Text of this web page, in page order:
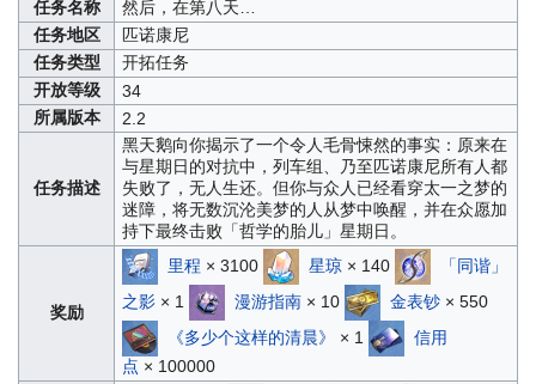
任务名称
然后，在第八天…
任务地区
匹诺康尼
任务类型
开拓任务
开放等级
34
所属版本
2.2
任务描述
黑天鹅向你揭示了一个令人毛骨悚然的事实：原来在
与星期日的对抗中，列车组、乃至匹诺康尼所有人都
失败了，无人生还。但你与众人已经看穿太一之梦的
迷障，将无数沉沦美梦的人从梦中唤醒，并在众愿加
持下最终击败「哲学的胎儿」星期日。
奖励
里程 × 3100 星琼× 140
「同谐」
之影× 1 漫游指南× 10 金表钞× 550
《多少个这样的清晨》
× 1
信用
点 × 100000